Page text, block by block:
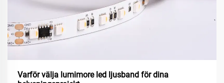
Varför välja lumimore led ljusband för dina